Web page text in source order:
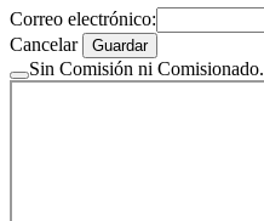
Correo electrónico:
Cancelar
Guardar
Sin Comisión ni Comisionado.